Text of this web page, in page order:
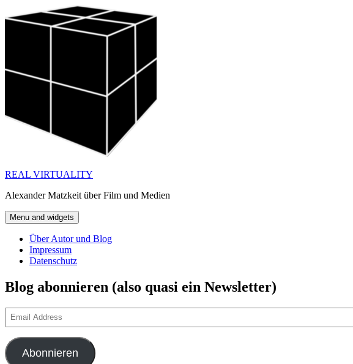
to
REAL VIRTUALITY
Alexander Matzkeit über Film und Medien
Menu and widgets
Über Autor und Blog
Impressum
Datenschutz
Blog abonnieren (also quasi ein Newsletter)
Email
Address
Abonnieren